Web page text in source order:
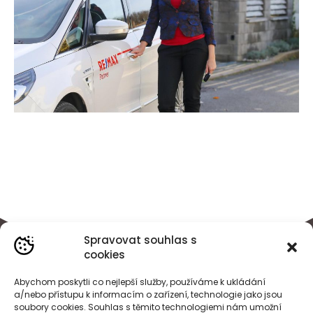
Spravovat souhlas s
cookies
Abychom poskytli co nejlepší služby, používáme k ukládání
a/nebo přístupu k informacím o zařízení, technologie jako jsou
soubory cookies. Souhlas s těmito technologiemi nám umožní